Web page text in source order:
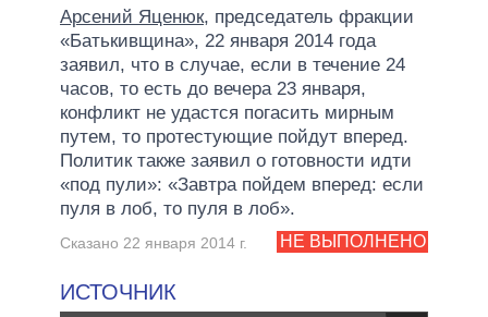
ВСЕ ПЕРСОНЫ
Арсений Яценюк, председатель фракции
«Батькивщина», 22 января 2014 года
заявил, что в случае, если в течение 24
часов, то есть до вечера 23 января,
конфликт не удастся погасить мирным
путем, то протестующие пойдут вперед.
Политик также заявил о готовности идти
«под пули»: «Завтра пойдем вперед: если
пуля в лоб, то пуля в лоб».
НЕ ВЫПОЛНЕНО
Сказано 22 января 2014 г.
ИСТОЧНИК